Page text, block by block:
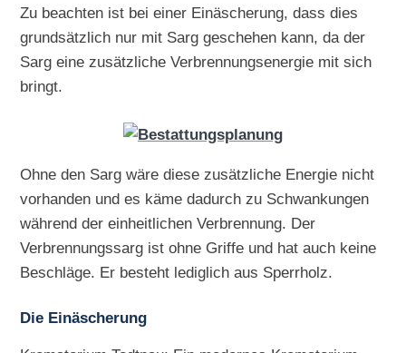
Zu beachten ist bei einer Einäscherung, dass dies
grundsätzlich nur mit Sarg geschehen kann, da der
Sarg eine zusätzliche Verbrennungsenergie mit sich
bringt.
Ohne den Sarg wäre diese zusätzliche Energie nicht
vorhanden und es käme dadurch zu Schwankungen
während der einheitlichen Verbrennung. Der
Verbrennungssarg ist ohne Griffe und hat auch keine
Beschläge. Er besteht lediglich aus Sperrholz.
Die Einäscherung